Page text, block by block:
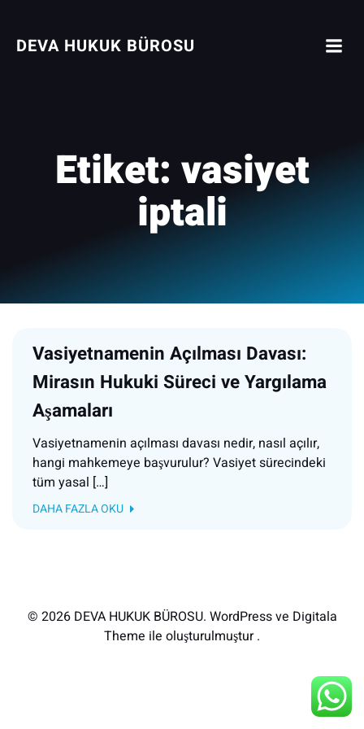
DEVA HUKUK BÜROSU
Etiket: vasiyet
iptali
Vasiyetnamenin Açılması Davası:
Mirasın Hukuki Süreci ve Yargılama
Aşamaları
Vasiyetnamenin açılması davası nedir, nasıl açılır,
hangi mahkemeye başvurulur? Vasiyet sürecindeki
tüm yasal […]
DAHA FAZLA OKU
© 2026 DEVA HUKUK BÜROSU. WordPress ve Digitala
Theme ile oluşturulmuştur .